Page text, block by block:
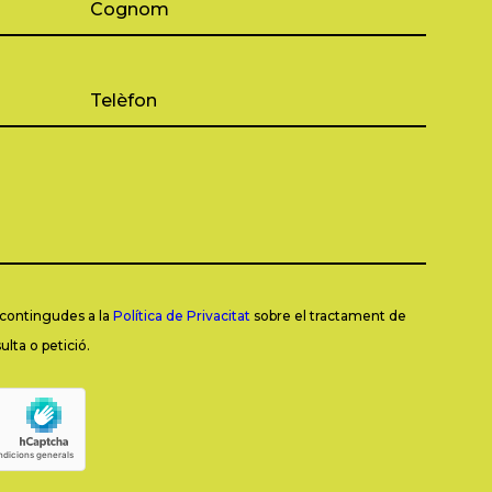
a la Política de Privacitat sobre el tractament de
o petició.